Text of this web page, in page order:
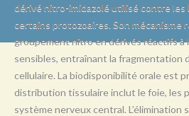
P
Q
R
S
dérivé nitro-imidazolé utilisé contre
certains protozoaires. Son mécanisme
groupement nitro en dérivés réactifs à
sensibles, entraînant la fragmentation
cellulaire. La biodisponibilité orale est
distribution tissulaire inclut le foie, les
système nerveux central. L’élimination